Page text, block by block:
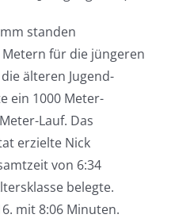
standen
für die jüngeren
älteren Jugend-
ein 1000 Meter-
Lauf. Das
erzielte Nick
von 6:34
belegte.
mit 8:06 Minuten.